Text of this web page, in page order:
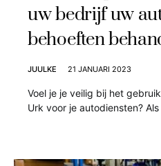
uw bedrijf uw
behoeften
JUULKE 21 JANUARI 2023
Voel je je veilig bij het
Urk voor je autodiensten?